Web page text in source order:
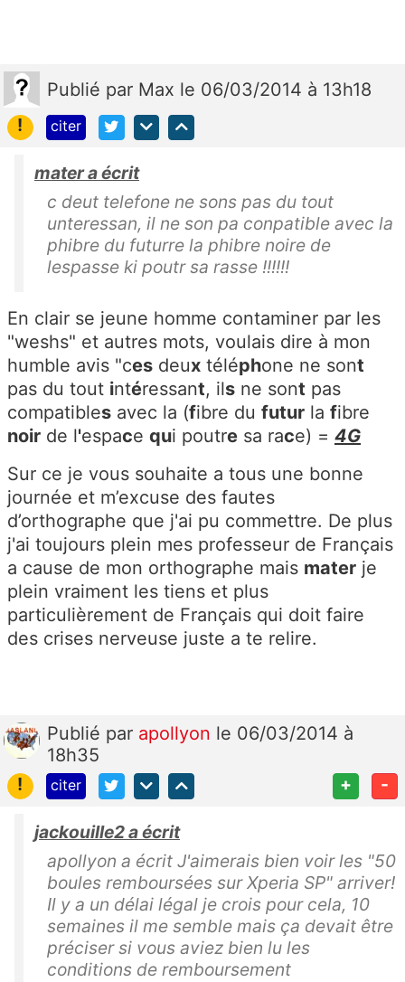
Publié par Max le 06/03/2014 à 13h18
!
citer
mater a écrit
c deut telefone ne sons pas du tout
unteressan, il ne son pa conpatible avec la
phibre du futurre la phibre noire de
lespasse ki poutr sa rasse !!!!!!
En clair se jeune homme contaminer par les
"weshs" et autres mots, voulais dire à mon
humble avis "ces deux téléphone ne sont
pas du tout intéressant, ils ne sont pas
compatibles avec la (fibre du futur la fibre
noir de l'espace qui poutre sa race) = 4G
Sur ce je vous souhaite a tous une bonne
journée et m’excuse des fautes
d’orthographe que j'ai pu commettre. De plus
j'ai toujours plein mes professeur de Français
a cause de mon orthographe mais mater je
plein vraiment les tiens et plus
particulièrement de Français qui doit faire
des crises nerveuse juste a te relire.
Publié par apollyon le 06/03/2014 à
18h35
!
citer + -
jackouille2 a écrit
apollyon a écrit J'aimerais bien voir les "50
boules remboursées sur Xperia SP" arriver!
Il y a un délai légal je crois pour cela, 10
semaines il me semble mais ça devait être
préciser si vous aviez bien lu les
conditions de remboursement